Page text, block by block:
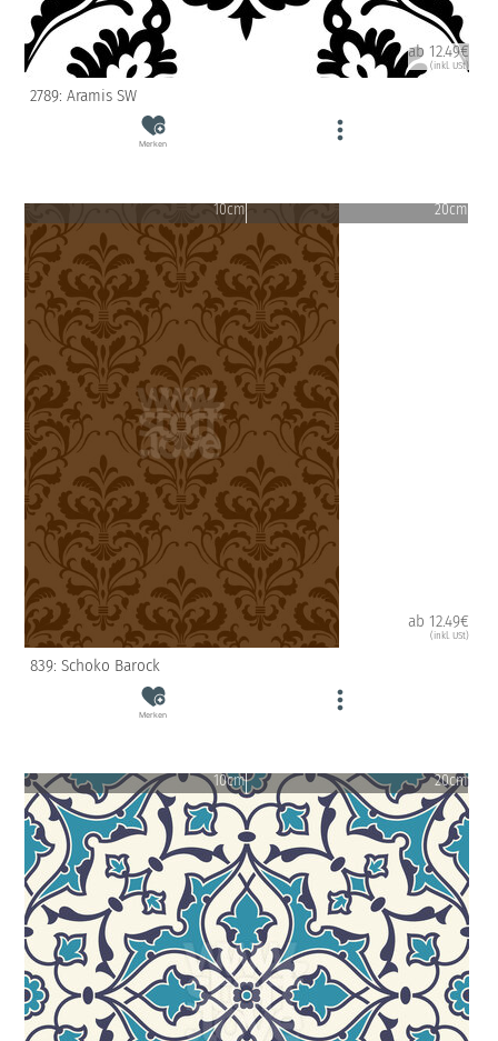
ab 12.49€
(inkl. USt)
2789: Aramis SW
Merken
10cm 20cm
ab 12.49€
(inkl. USt)
839: Schoko Barock
Merken
10cm 20cm